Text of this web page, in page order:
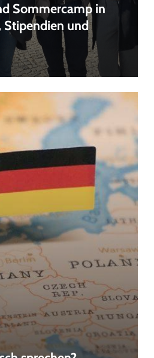
Sommercamp in
Stipendien und